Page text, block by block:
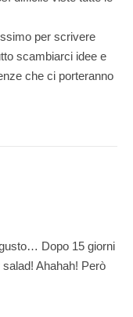
per scrivere
scambiarci idee e
che ci porteranno
Dopo 15 giorni
Ahahah! Però